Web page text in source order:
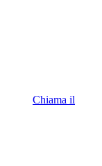
Chiama il